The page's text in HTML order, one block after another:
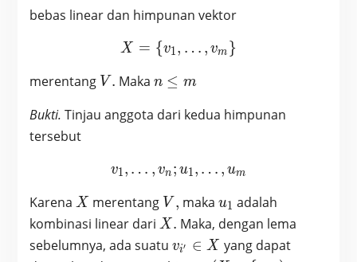
bebas linear dan himpunan vektor
X = \{v_1, …, v_m\}
X = {v1, … , vm }
merentang V.
V . Makan
m
n ≤ m
Bukti. Tinjau anggota dari kedua himpunan
tersebut
v_1, …, v_n; u_1, …, u_m
v1, … , vn ; u1, … , um
Karena X
X merentang V,
V , maka u_1
u1 adalah
kombinasi linear dari X.
X . Maka, dengan lema
sebelumnya, ada suatu v_{i^{\prime}}
vi′ ∈ X yang dapat